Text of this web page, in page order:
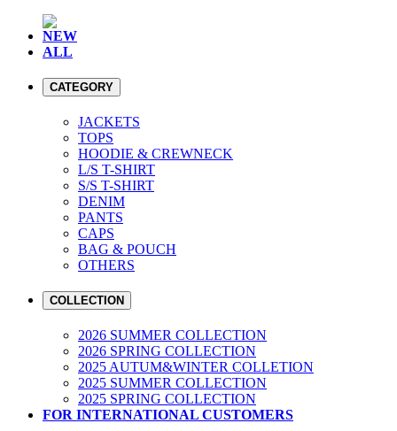
NEW
ALL
CATEGORY
JACKETS
TOPS
HOODIE & CREWNECK
L/S T-SHIRT
S/S T-SHIRT
DENIM
PANTS
CAPS
BAG & POUCH
OTHERS
COLLECTION
2026 SUMMER COLLECTION
2026 SPRING COLLECTION
2025 AUTUM&WINTER COLLETION
2025 SUMMER COLLECTION
2025 SPRING COLLECTION
FOR INTERNATIONAL CUSTOMERS